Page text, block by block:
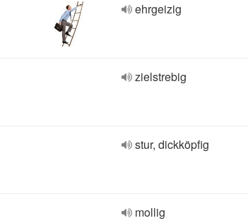
ehrgeizig
zielstrebig
stur, dickköpfig
mollig